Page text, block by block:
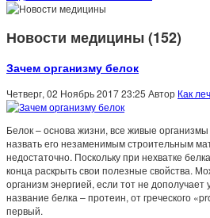
Новости медицины (152)
Зачем организму белок
Четверг, 02 Ноябрь 2017 23:25 Автор Как
Белок – основа жизни, все живые
назвать его незаменимым строительным
недостаточно. Поскольку при нехватке
конца раскрыть свои полезные свойства.
организм энергией, если тот не дополучает
название белка – протеин, от греческого
первый.